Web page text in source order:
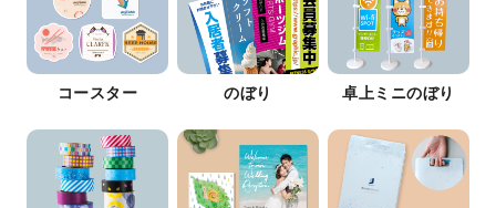
コースター のぼり 卓上ミニのぼり